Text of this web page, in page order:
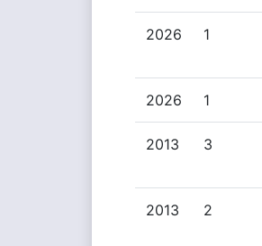
2026 1
2026 1
2013 3
2013 2